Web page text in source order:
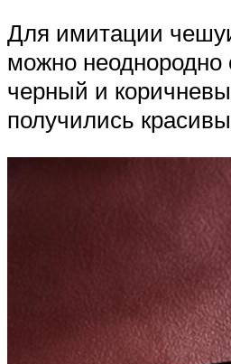
Для имитации
можно
черный и
получились